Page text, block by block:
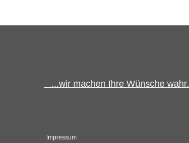
...wir machen Ihre Wünsche wahr.
Impressum